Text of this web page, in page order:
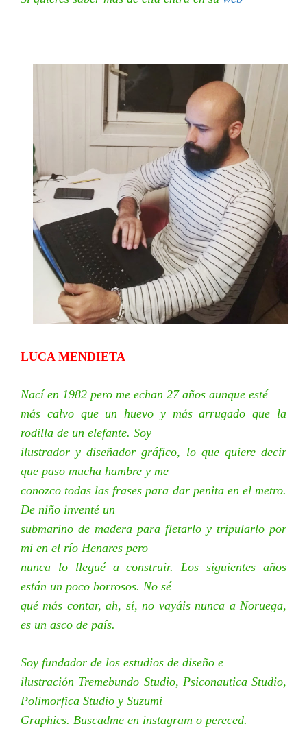
LUCA MENDIETA
Nací en 1982 pero me echan 27 años aunque esté
más calvo que un huevo y más arrugado que la
rodilla de un elefante. Soy
ilustrador y diseñador gráfico, lo que quiere decir
que paso mucha hambre y me
conozco todas las frases para dar penita en el metro.
De niño inventé un
submarino de madera para fletarlo y tripularlo por
mi en el río Henares pero
nunca lo llegué a construir. Los siguientes años
están un poco borrosos. No sé
qué más contar, ah, sí, no vayáis nunca a Noruega,
es un asco de país.
Soy fundador de los estudios de diseño e
ilustración Tremebundo Studio, Psiconautica Studio,
Polimorfica Studio y Suzumi
Graphics. Buscadme en instagram o pereced.